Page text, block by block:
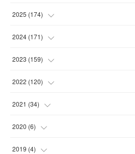
(6)
(15
(15
(13
2025 (174)
(14
(14
(15
(15
2024 (171)
(13
(13
(15
(
2023 (159)
(14
(14 )
(
(
2022 (120)
(14 )
( 13
(
2021 (34)
( )
( )
2020 (6)
( )
2019 (4)